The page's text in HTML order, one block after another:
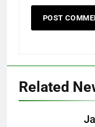
Related